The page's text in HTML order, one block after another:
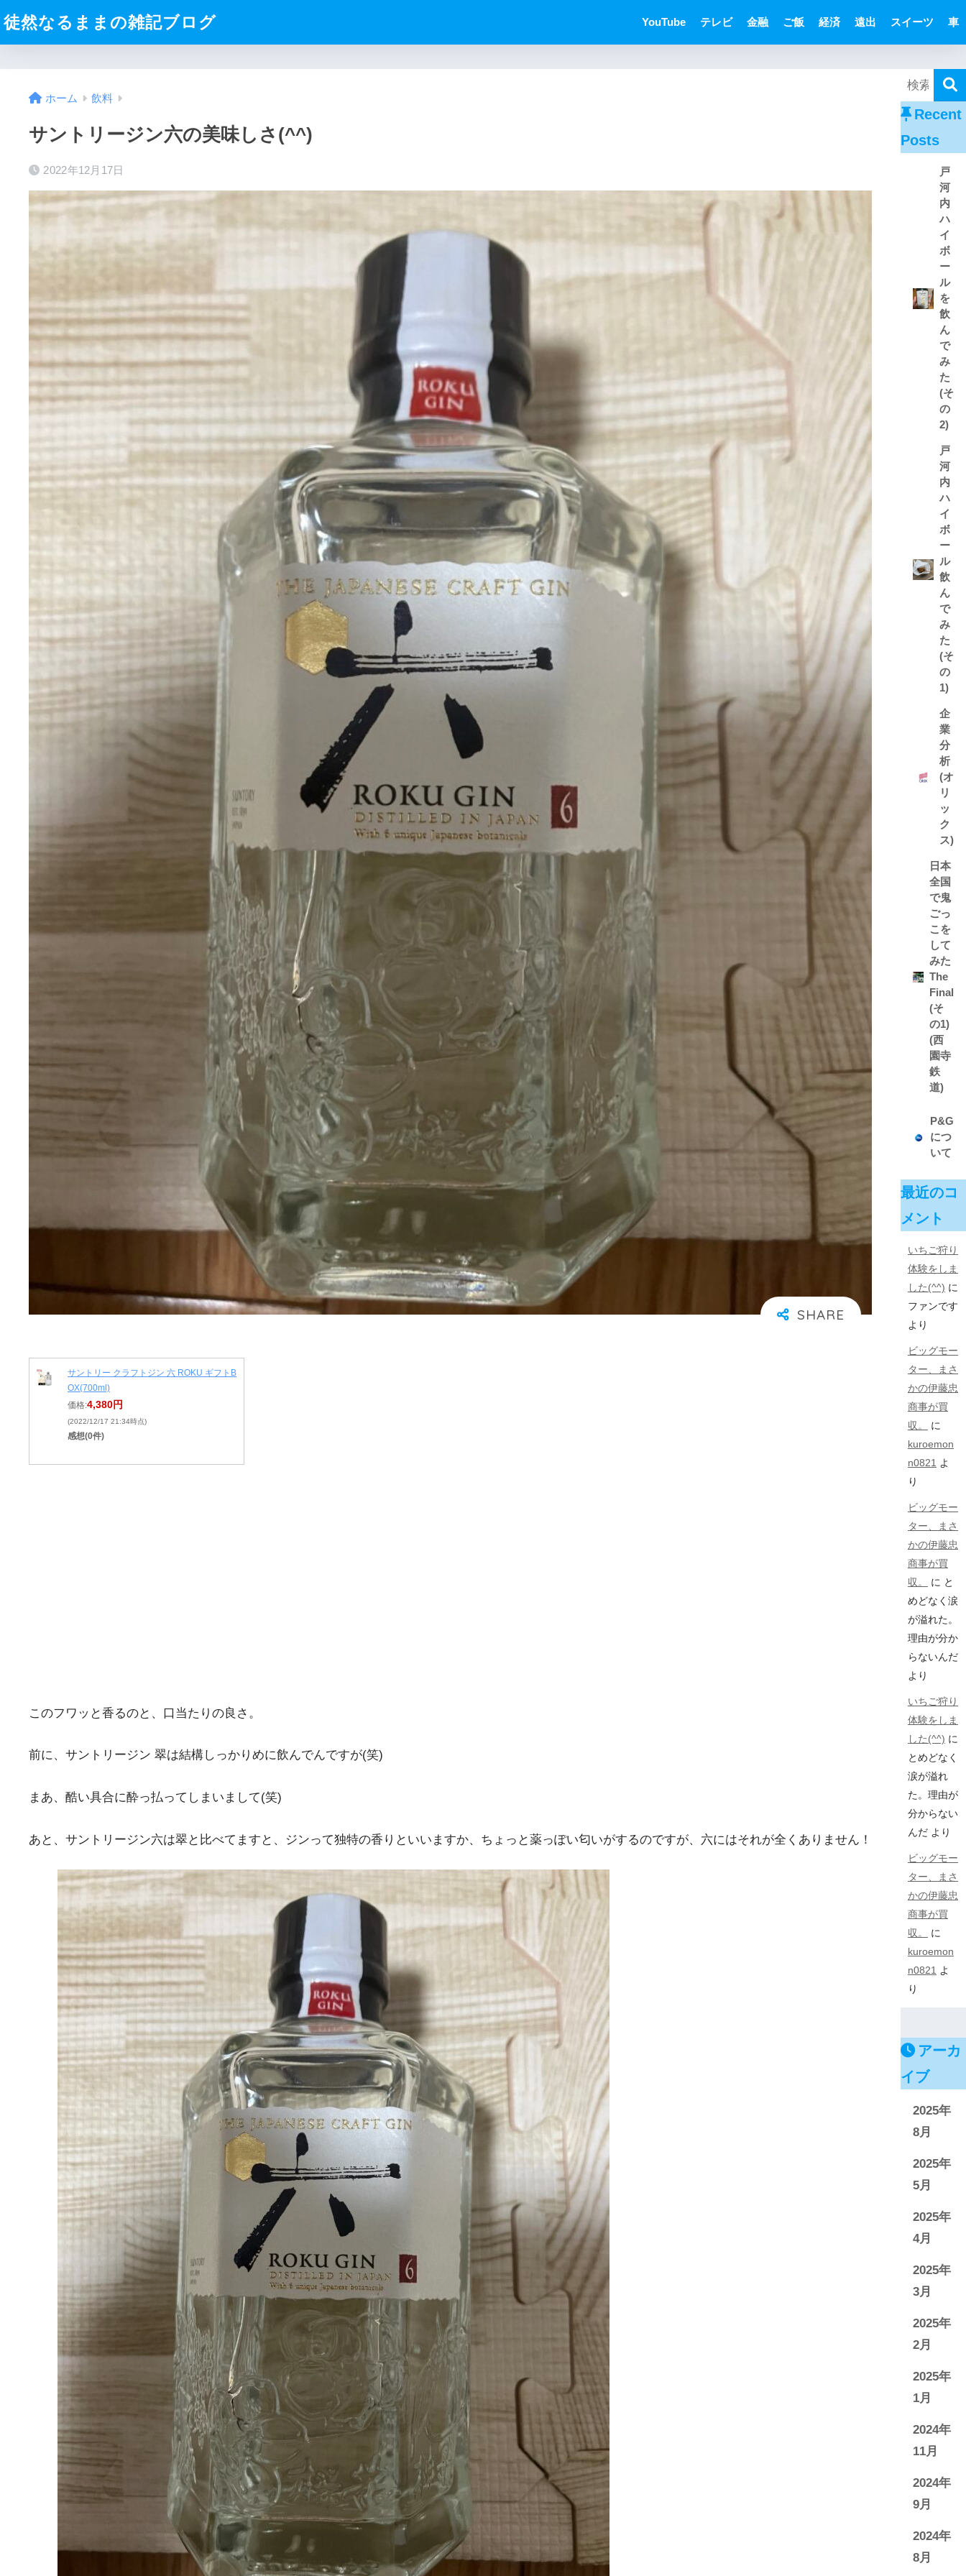
徒然なるままの雑記ブログ YouTube テレビ 金融 ご飯 経済 遠出 スイーツ 車
ホーム 飲料
サントリージン六の美味しさ(^^)
2022年12月17日
サントリー クラフトジン 六 ROKU ギフトB
OX(700ml)
価格:4,380円
(2022/12/17 21:34時点)
感想(0件)
このフワッと香るのと、口当たりの良さ。
前に、サントリージン 翠は結構しっかりめに飲んでんですが(笑)
まあ、酷い具合に酔っ払ってしまいまして(笑)
あと、サントリージン六は翠と比べてますと、ジンって独特の香りといいますか、ちょっと薬っぽい匂いがするのですが、六にはそれが全くありません！
Recent
Posts
戸
河
内
ハ
イ
ボ
ー
ル
を
飲
ん
で
み
た
(そ
の
2)
戸
河
内
ハ
イ
ボ
ー
ル
飲
ん
で
み
た
(そ
の
1)
企
業
分
析
(オ
リ
ッ
ク
ス)
日本
全国
で鬼
ごっ
こを
して
みた
The
Final
(そ
の1)
(西
園寺
鉄
道)
P&G
につ
いて
最近のコ
メント
いちご狩り
体験をしま
した(^^) に
ファンです
より
ビッグモー
ター、まさ
かの伊藤忠
商事が買
収。
に
kuroemon
n0821 よ
り
ビッグモー
ター、まさ
かの伊藤忠
商事が買
収。
に と
めどなく涙
が溢れた。
理由が分か
らないんだ
より
いちご狩り
体験をしま
した(^^) に
とめどなく
涙が溢れ
た。理由が
分からない
んだ より
ビッグモー
ター、まさ
かの伊藤忠
商事が買
収。
に
kuroemon
n0821 よ
り
アーカ
イブ
2025年
8月
2025年
5月
2025年
4月
2025年
3月
2025年
2月
2025年
1月
2024年
11月
2024年
9月
2024年
8月